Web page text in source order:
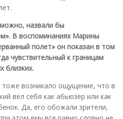
назвали бы
В воспоминаниях Марины
полет» он показан в том
чувствительный к границам
близких.
тоже возникало ощущение, что в
вел себя как абьюзер или как
Да, его обожали зрители,